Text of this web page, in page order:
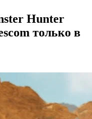
Hunter
только в